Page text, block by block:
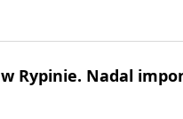
Rypinie. Nadal